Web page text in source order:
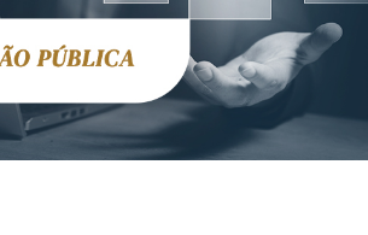
Av. Sete de Setembro, 4698
Curitiba/PR CEP80240-000